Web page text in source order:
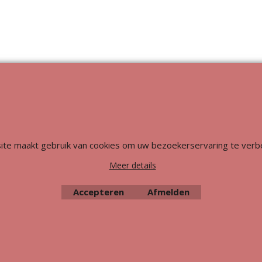
maakt gebruik van cookies om uw bezoekerservaring te
Meer details
Accepteren Afmelden